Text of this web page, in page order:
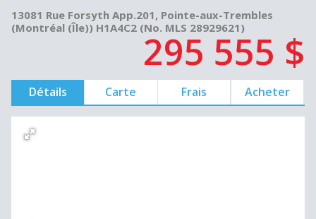
13081 Rue Forsyth App.201, Pointe-aux-Trembles
(Montréal (Île)) H1A4C2 (No. MLS 28929621)
295 555 $
Détails Carte Frais Acheter